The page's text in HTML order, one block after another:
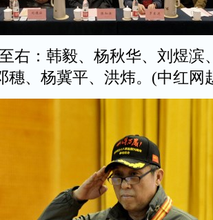
右：韩毅、杨秋华、刘煜滨
穗、杨冀平、洪炜。(中红网